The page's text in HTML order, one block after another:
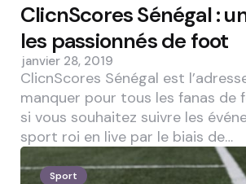
ClicnScores Sénégal :
les passionnés de foot
janvier 28, 2019
ClicnScores Sénégal est
manquer pour tous les fanas de
si vous souhaitez suivre les
sport roi en live par le biais de…
Sport